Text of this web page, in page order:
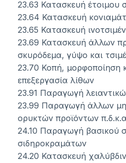
23.63 Κατασκευή έτοιμου
23.64 Κατασκευή
23.65 Κατασκευή
23.69 Κατασκευή άλλων
σκυρόδεμα, γύψο και
23.70 Κοπή, μορφοποίηση
επεξεργασία λίθων
23.91 Παραγωγή
23.99 Παραγωγή άλλων
ορυκτών προϊόντων
24.10 Παραγωγή βασικού
σιδηροκραμάτων
24.20 Κατασκευή